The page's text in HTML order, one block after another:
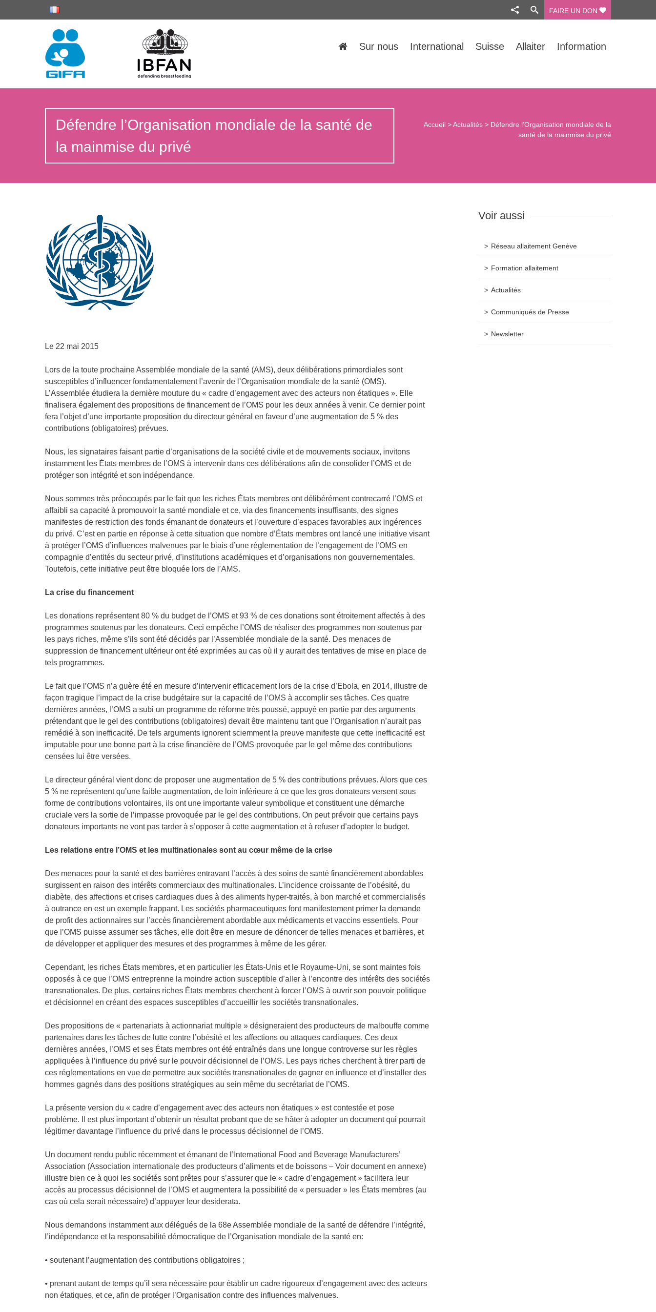
FAIRE UN DON
Sur nous International Suisse Allaiter Information
Défendre l’Organisation mondiale de la santé de
la mainmise du privé
Accueil >Actualités > Défendre l’Organisation mondiale de la
santé de la mainmise du privé
Le 22 mai 2015
Lors de la toute prochaine Assemblée mondiale de la santé (AMS), deux délibérations primordiales sont
susceptibles d’influencer fondamentalement l’avenir de l’Organisation mondiale de la santé (OMS).
L’Assemblée étudiera la dernière mouture du « cadre d’engagement avec des acteurs non étatiques ». Elle
finalisera également des propositions de financement de l’OMS pour les deux années à venir. Ce dernier point
fera l’objet d’une importante proposition du directeur général en faveur d’une augmentation de 5 % des
contributions (obligatoires) prévues.
Nous, les signataires faisant partie d’organisations de la société civile et de mouvements sociaux, invitons
instamment les États membres de l’OMS à intervenir dans ces délibérations afin de consolider l’OMS et de
protéger son intégrité et son indépendance.
Nous sommes très préoccupés par le fait que les riches États membres ont délibérément contrecarré l’OMS et
affaibli sa capacité à promouvoir la santé mondiale et ce, via des financements insuffisants, des signes
manifestes de restriction des fonds émanant de donateurs et l’ouverture d’espaces favorables aux ingérences
du privé. C’est en partie en réponse à cette situation que nombre d’États membres ont lancé une initiative visant
à protéger l’OMS d’influences malvenues par le biais d’une réglementation de l’engagement de l’OMS en
compagnie d’entités du secteur privé, d’institutions académiques et d’organisations non gouvernementales.
Toutefois, cette initiative peut être bloquée lors de l’AMS.
La crise du financement
Les donations représentent 80 % du budget de l’OMS et 93 % de ces donations sont étroitement affectés à des
programmes soutenus par les donateurs. Ceci empêche l’OMS de réaliser des programmes non soutenus par
les pays riches, même s’ils sont été décidés par l’Assemblée mondiale de la santé. Des menaces de
suppression de financement ultérieur ont été exprimées au cas où il y aurait des tentatives de mise en place de
tels programmes.
Le fait que l’OMS n’a guère été en mesure d’intervenir efficacement lors de la crise d’Ebola, en 2014, illustre de
façon tragique l’impact de la crise budgétaire sur la capacité de l’OMS à accomplir ses tâches. Ces quatre
dernières années, l’OMS a subi un programme de réforme très poussé, appuyé en partie par des arguments
prétendant que le gel des contributions (obligatoires) devait être maintenu tant que l’Organisation n’aurait pas
remédié à son inefficacité. De tels arguments ignorent sciemment la preuve manifeste que cette inefficacité est
imputable pour une bonne part à la crise financière de l’OMS provoquée par le gel même des contributions
censées lui être versées.
Le directeur général vient donc de proposer une augmentation de 5 % des contributions prévues. Alors que ces
5 % ne représentent qu’une faible augmentation, de loin inférieure à ce que les gros donateurs versent sous
forme de contributions volontaires, ils ont une importante valeur symbolique et constituent une démarche
cruciale vers la sortie de l’impasse provoquée par le gel des contributions. On peut prévoir que certains pays
donateurs importants ne vont pas tarder à s’opposer à cette augmentation et à refuser d’adopter le budget.
Les relations entre l’OMS et les multinationales sont au cœur même de la crise
Des menaces pour la santé et des barrières entravant l’accès à des soins de santé financièrement abordables
surgissent en raison des intérêts commerciaux des multinationales. L’incidence croissante de l’obésité, du
diabète, des affections et crises cardiaques dues à des aliments hyper-traités, à bon marché et commercialisés
à outrance en est un exemple frappant. Les sociétés pharmaceutiques font manifestement primer la demande
de profit des actionnaires sur l’accès financièrement abordable aux médicaments et vaccins essentiels. Pour
que l’OMS puisse assumer ses tâches, elle doit être en mesure de dénoncer de telles menaces et barrières, et
de développer et appliquer des mesures et des programmes à même de les gérer.
Cependant, les riches États membres, et en particulier les États-Unis et le Royaume-Uni, se sont maintes fois
opposés à ce que l’OMS entreprenne la moindre action susceptible d’aller à l’encontre des intérêts des sociétés
transnationales. De plus, certains riches États membres cherchent à forcer l’OMS à ouvrir son pouvoir politique
et décisionnel en créant des espaces susceptibles d’accueillir les sociétés transnationales.
Des propositions de « partenariats à actionnariat multiple » désigneraient des producteurs de malbouffe comme
partenaires dans les tâches de lutte contre l’obésité et les affections ou attaques cardiaques. Ces deux
dernières années, l’OMS et ses États membres ont été entraînés dans une longue controverse sur les règles
appliquées à l’influence du privé sur le pouvoir décisionnel de l’OMS. Les pays riches cherchent à tirer parti de
ces réglementations en vue de permettre aux sociétés transnationales de gagner en influence et d’installer des
hommes gagnés dans des positions stratégiques au sein même du secrétariat de l’OMS.
La présente version du « cadre d’engagement avec des acteurs non étatiques » est contestée et pose
problème. Il est plus important d’obtenir un résultat probant que de se hâter à adopter un document qui pourrait
légitimer davantage l’influence du privé dans le processus décisionnel de l’OMS.
Un document rendu public récemment et émanant de l’International Food and Beverage Manufacturers’
Association (Association internationale des producteurs d’aliments et de boissons – Voir document en annexe)
illustre bien ce à quoi les sociétés sont prêtes pour s’assurer que le « cadre d’engagement » facilitera leur
accès au processus décisionnel de l’OMS et augmentera la possibilité de « persuader » les États membres (au
cas où cela serait nécessaire) d’appuyer leur desiderata.
Nous demandons instamment aux délégués de la 68e Assemblée mondiale de la santé de défendre l’intégrité,
l’indépendance et la responsabilité démocratique de l’Organisation mondiale de la santé en:
• soutenant l’augmentation des contributions obligatoires ;
• prenant autant de temps qu’il sera nécessaire pour établir un cadre rigoureux d’engagement avec des acteurs
non étatiques, et ce, afin de protéger l’Organisation contre des influences malvenues.
Voir aussi
Réseau allaitement Genève
Formation allaitement
Actualités
Communiqués de Presse
Newsletter